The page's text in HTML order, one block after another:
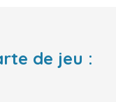
de jeu :